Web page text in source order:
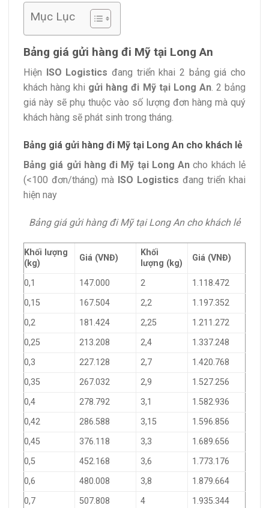
Mục Lục
Bảng giá gửi hàng đi Mỹ tại Long An
Hiện ISO Logistics đang triển khai 2 bảng giá cho
khách hàng khi gửi hàng đi Mỹ tại Long An. 2 bảng
giá này sẽ phụ thuộc vào số lượng đơn hàng mà quý
khách hàng sẽ phát sinh trong tháng.
Bảng giá gửi hàng đi Mỹ tại Long An cho khách lẻ
Bảng giá gửi hàng đi Mỹ tại Long Ancho khách lẻ
(<100 đơn/tháng) mà ISO Logistics đang triển khai
hiện nay
Bảng giá gửi hàng đi Mỹ tại Long An cho khách lẻ
Khối lượng
(kg)
Giá (VNĐ)
Khối
lượng (kg)
Giá (VNĐ)
0,1 147.000 2
1.118.472
0,15
167.504 2,2
1.197.352
0,2
181.424 2,25
1.211.272
0,25
213.208 2,4
1.337.248
0,3
227.128 2,7
1.420.768
0,35
267.032 2,9
1.527.256
0,4
278.792 3,1
1.582.936
0,42
286.588 3,15
1.596.856
0,45
376.118 3,3
1.689.656
0,5
452.168 3,6
1.773.176
0,6
480.008 3,8
1.879.664
0,7
507.808 4
1.935.344